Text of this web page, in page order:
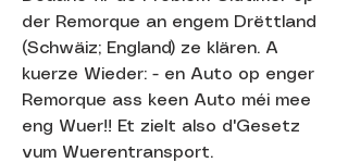
der Remorque an engem Drëttland
(Schwäiz; England) ze klären. A
kuerze Wieder: - en Auto op enger
Remorque ass keen Auto méi mee
eng Wuer!! Et zielt also d'Gesetz
vum Wuerentransport.